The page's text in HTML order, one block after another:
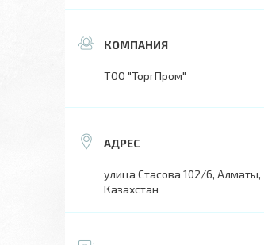
ТОО "ТоргПром"
улица Стасова 102/6, Алматы,
Казахстан